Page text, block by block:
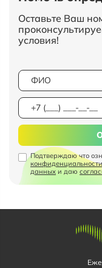
Оставьте Ваш
условия!
Подтверждаю что
данных и даю